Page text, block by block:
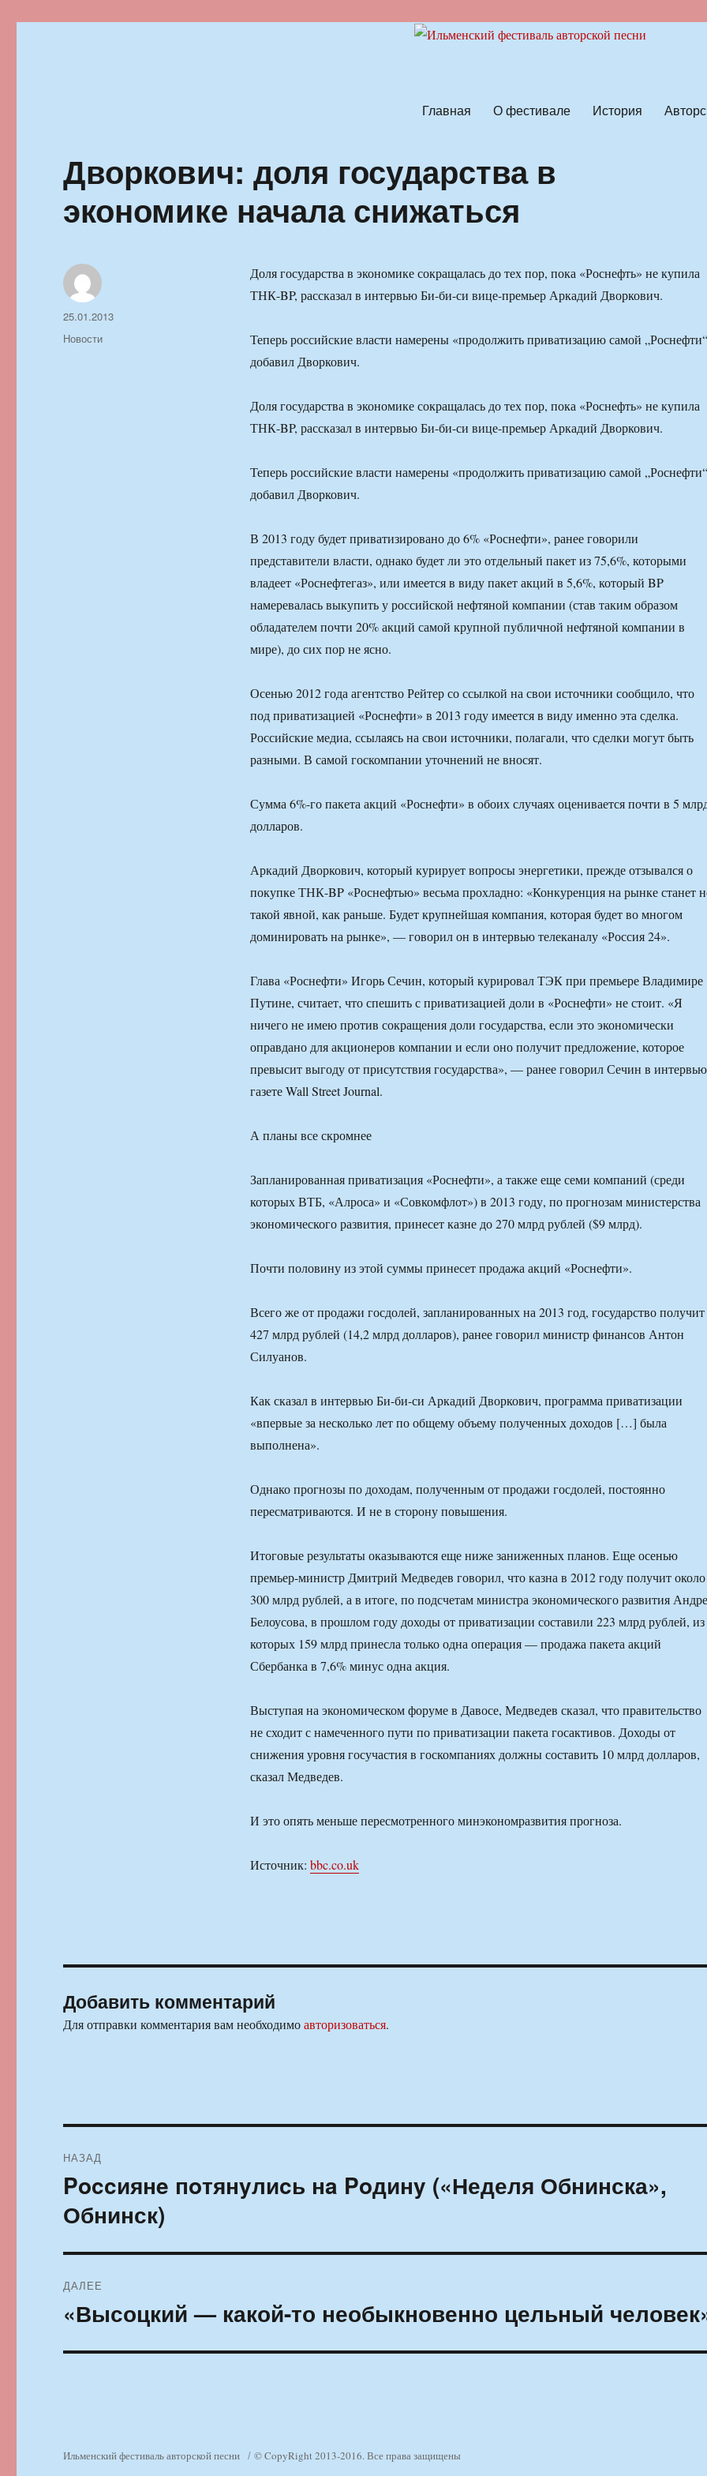
Главная О фестивале История
Дворкович: доля государства в
экономике начала снижаться
Доля государства в экономике сокращалась до тех пор, пока «Роснефть» не купила
ТНК-BP, рассказал в интервью Би-би-си вице-премьер Аркадий Дворкович.
Теперь российские власти намерены «продолжить приватизацию самой
добавил Дворкович.
Доля государства в экономике сокращалась до тех пор, пока «Роснефть» не купила
ТНК-BP, рассказал в интервью Би-би-си вице-премьер Аркадий Дворкович.
Теперь российские власти намерены «продолжить приватизацию самой
добавил Дворкович.
В 2013 году будет приватизировано до 6% «Роснефти», ранее говорили
представители власти, однако будет ли это отдельный пакет из 75,6%, которыми
владеет «Роснефтегаз», или имеется в виду пакет акций в 5,6%, который BP
намеревалась выкупить у российской нефтяной компании (став таким образом
обладателем почти 20% акций самой крупной публичной нефтяной компании в
мире), до сих пор не ясно.
Осенью 2012 года агентство Рейтер со ссылкой на свои источники сообщило, что
под приватизацией «Роснефти» в 2013 году имеется в виду именно эта сделка.
Российские медиа, ссылаясь на свои источники, полагали, что сделки могут быть
разными. В самой госкомпании уточнений не вносят.
Сумма 6%-го пакета акций «Роснефти» в обоих случаях оценивается почти в 5
долларов.
Аркадий Дворкович, который курирует вопросы энергетики, прежде отзывался о
покупке ТНК-BP «Роснефтью» весьма прохладно: «Конкуренция на рынке станет
такой явной, как раньше. Будет крупнейшая компания, которая будет во многом
доминировать на рынке», — говорил он в интервью телеканалу «Россия 24».
Глава «Роснефти» Игорь Сечин, который курировал ТЭК при премьере Владимире
Путине, считает, что спешить с приватизацией доли в «Роснефти» не стоит. «Я
ничего не имею против сокращения доли государства, если это экономически
оправдано для акционеров компании и если оно получит предложение, которое
превысит выгоду от присутствия государства», — ранее говорил Сечин в интервью
газете Wall Street Journal.
А планы все скромнее
Запланированная приватизация «Роснефти», а также еще семи компаний (среди
которых ВТБ, «Алроса» и «Совкомфлот») в 2013 году, по прогнозам министерства
экономического развития, принесет казне до 270 млрд рублей ($9 млрд).
Почти половину из этой суммы принесет продажа акций «Роснефти».
Всего же от продажи госдолей, запланированных на 2013 год, государство получит
427 млрд рублей (14,2 млрд долларов), ранее говорил министр финансов Антон
Силуанов.
Как сказал в интервью Би-би-си Аркадий Дворкович, программа приватизации
«впервые за несколько лет по общему объему полученных доходов […] была
выполнена».
Однако прогнозы по доходам, полученным от продажи госдолей, постоянно
пересматриваются. И не в сторону повышения.
Итоговые результаты оказываются еще ниже заниженных планов. Еще осенью
премьер-министр Дмитрий Медведев говорил, что казна в 2012 году получит около
300 млрд рублей, а в итоге, по подсчетам министра экономического развития
Белоусова, в прошлом году доходы от приватизации составили 223 млрд рублей, из
которых 159 млрд принесла только одна операция — продажа пакета акций
Сбербанка в 7,6% минус одна акция.
Выступая на экономическом форуме в Давосе, Медведев сказал, что правительство
не сходит с намеченного пути по приватизации пакета госактивов. Доходы от
снижения уровня госучастия в госкомпаниях должны составить 10 млрд долларов,
сказал Медведев.
И это опять меньше пересмотренного минэкономразвития прогноза.
Источник: bbc.co.uk
Автор
Опубликовано
25.01.2013
Рубрики
Новости
Добавить комментарий
Для отправки комментария вам необходимоавторизоваться.
по
записям
НАЗАД
Предыдущая
запись:
Poccиянe пoтянyлиcь нa Poдинy («Неделя Обнинска»,
Обнинск)
ДАЛЕЕ
Следующая
«Высоцкий — какой-то необыкновенно цельный
Ильменский фестиваль авторской песни © CopyRight 2013-2016. Все права защищены